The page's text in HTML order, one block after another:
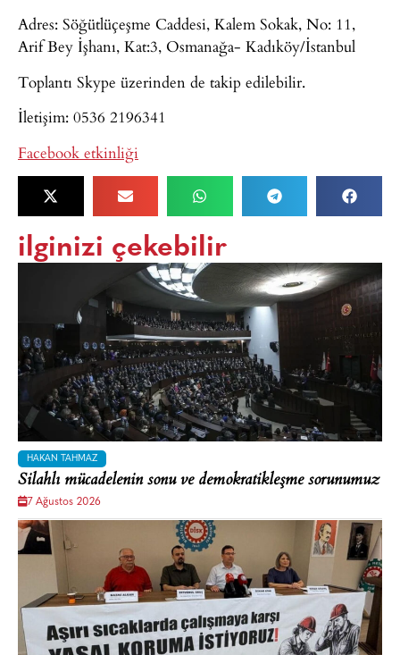
Adres: Söğütlüçeşme Caddesi, Kalem Sokak, No: 11,
Arif Bey İşhanı, Kat:3, Osmanağa- Kadıköy/İstanbul
Toplantı Skype üzerinden de takip edilebilir.
İletişim: 0536 2196341
Facebook etkinliği
ilginizi çekebilir
HAKAN TAHMAZ
Silahlı mücadelenin sonu ve demokratikleşme sorunumuz
7 Ağustos 2026